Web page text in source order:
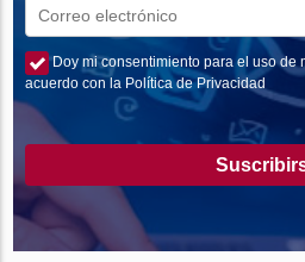
Doy mi consentimiento para el uso de
acuerdo con la Política de Privacidad